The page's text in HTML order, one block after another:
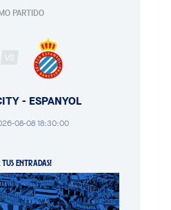
PARTIDO
VS
- ESPANYOL
08-08 18:30:00
ENTRADAS!